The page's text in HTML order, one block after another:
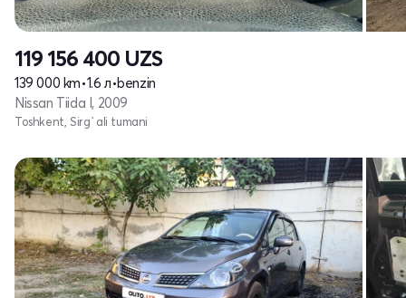
119 156 400 UZS
139 000 km•1.6 л•benzin
Nissan Tiida I, 2009
Toshkent, Sirg`ali tumani